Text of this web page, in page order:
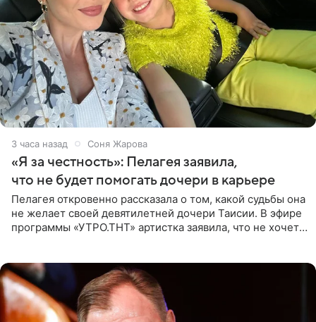
3 часа назад Соня Жарова
«Я за честность»: Пелагея заявила,
что не будет помогать дочери в карьере
Пелагея откровенно рассказала о том, какой судьбы она
не желает своей девятилетней дочери Таисии. В эфире
программы «УТРО.ТНТ» артистка заявила, что не хочет